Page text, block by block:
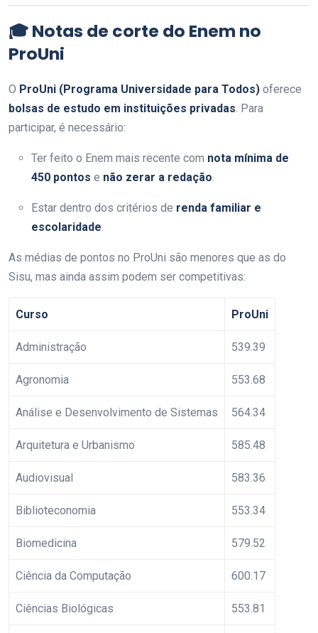
🎓 Notas de corte do Enem no
ProUni
O ProUni (Programa Universidade para Todos) oferece
bolsas de estudo em instituições privadas . Para
participar, é necessário:
Ter feito o Enem mais recente com nota mínima de
450 pontos e não zerar a redação
Estar dentro dos critérios de renda familiar e
escolaridade
As médias de pontos no ProUni são menores que as do
Sisu, mas ainda assim podem ser competitivas:
Curso ProUni
Administração 539.39
Agronomia 553.68
Análise e Desenvolvimento de Sistemas 564.34
Arquitetura e Urbanismo 585.48
Audiovisual 583.36
Biblioteconomia 553.34
Biomedicina 579.52
Ciência da Computação 600.17
Ciências Biológicas 553.81